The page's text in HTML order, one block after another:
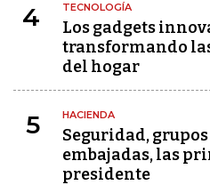
4 TECNOLOGÍA
Los gadgets
transformando
del hogar
5 HACIENDA
Seguridad,
embajadas, las
presidente